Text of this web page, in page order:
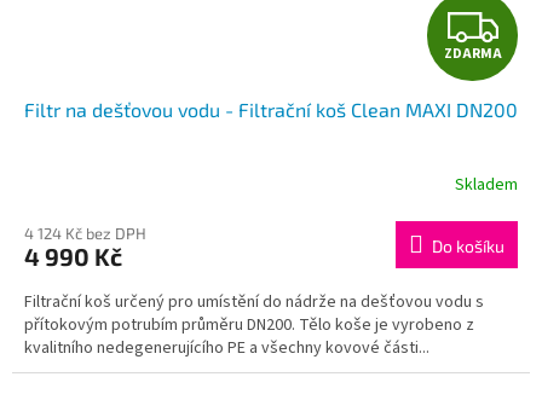
Z
D
A
R
M
A
ZDARMA
Filtr na dešťovou vodu - Filtrační koš Clean MAXI DN200
Skladem
4 124 Kč bez DPH
4 990 Kč Do košíku
Filtrační koš určený pro umístění do nádrže na dešťovou vodu s
přítokovým potrubím průměru DN200. Tělo koše je vyrobeno z
kvalitního nedegenerujícího PE a všechny kovové části...